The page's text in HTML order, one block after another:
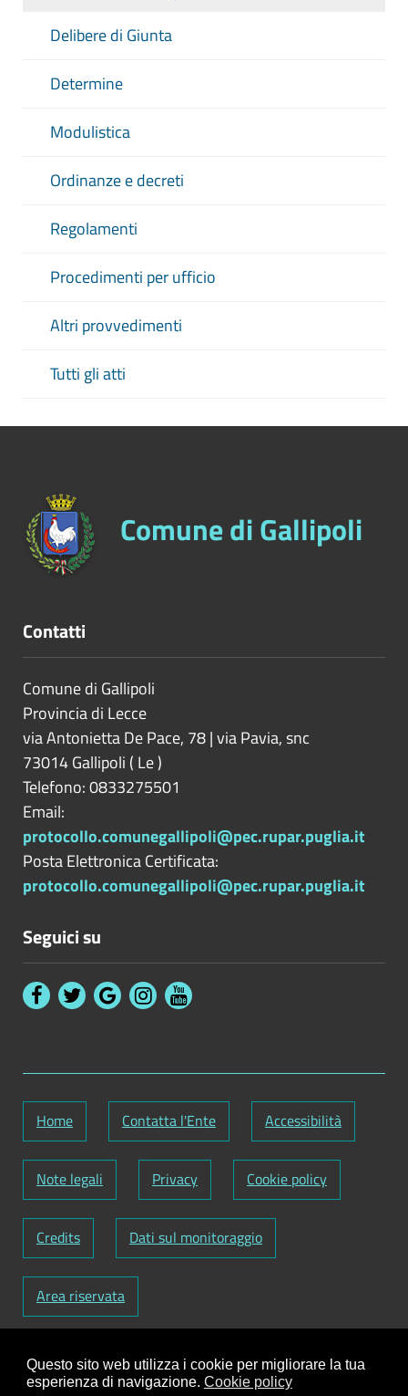
Questo sito web utilizza i cookie per migliorare la tua
esperienza di navigazione. Cookie policy
Delibere di Giunta
Determine
Modulistica
Ordinanze e decreti
Regolamenti
Procedimenti per ufficio
Altri provvedimenti
Tutti gli atti
Comune di Gallipoli
Contatti
Comune di Gallipoli
Provincia di Lecce
via Antonietta De Pace, 78 | via Pavia, snc
73014Gallipoli ( Le)
Telefono: 0833275501
Email:
protocollo.comunegallipoli@pec.rupar.puglia.it
Posta Elettronica Certificata:
protocollo.comunegallipoli@pec.rupar.puglia.it
Seguici su
Home Contatta l'Ente Accessibilità
Note legali Privacy Cookie policy
Credits Dati sul monitoraggio
Area riservata
Codice Fiscale: 82000090751-Partita IVA:
01129720759-Codice Fatturazione elettronica: